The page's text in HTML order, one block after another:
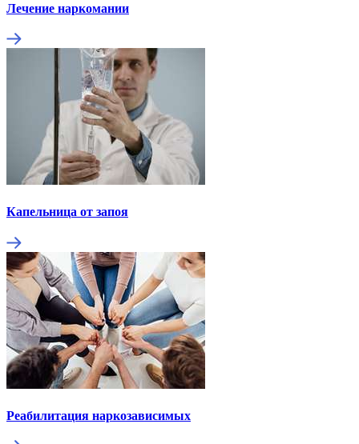
Лечение наркомании
Капельница от запоя
Реабилитация наркозависимых